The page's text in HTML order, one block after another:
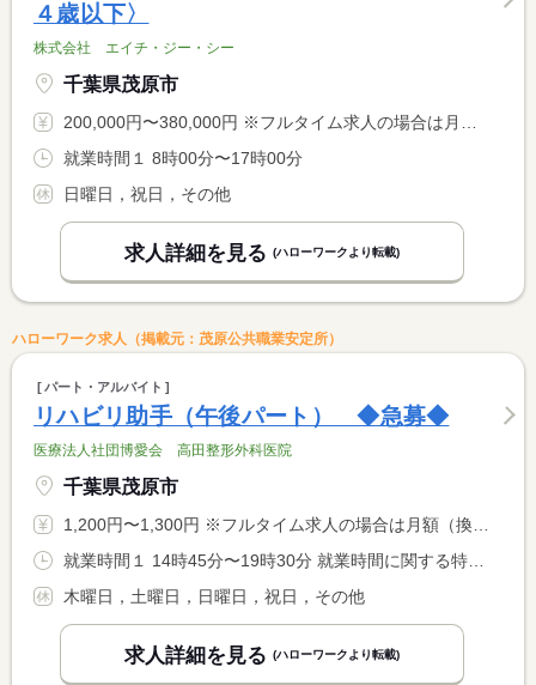
４歳以下〉
株式会社 エイチ・ジー・シー
千葉県茂原市
200,000円〜380,000円 ※フルタイム求人の場合は月額（換算額）、パート求人の場合は時間額を表示しています。
就業時間１ 8時00分〜17時00分
日曜日，祝日，その他
求人詳細を見る (ハローワークより転載)
ハローワーク求人（掲載元：茂原公共職業安定所）
パート・アルバイト
リハビリ助手（午後パート） ◆急募◆
医療法人社団博愛会 高田整形外科医院
千葉県茂原市
1,200円〜1,300円 ※フルタイム求人の場合は月額（換算額）、パート求人の場合は時間額を表示しています。
木曜日，土曜日，日曜日，祝日，その他
求人詳細を見る (ハローワークより転載)